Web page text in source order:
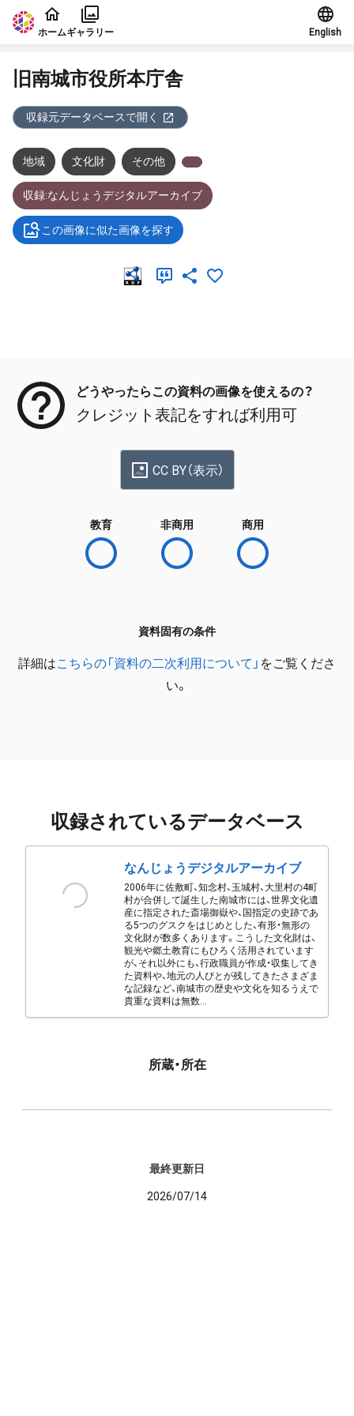
本文に飛ぶ
ホームギャラリー English
旧南城市役所本庁舎
収録元データベースで開く
地域 文化財 その他
収録:なんじょうデジタルアーカイブ
この画像に似た画像を探す
どうやったらこの資料の画像を使えるの？
クレジット表記をすれば利用可
CC BY（表示）
教育 非商用 商用
資料固有の条件
詳細はこちらの「資料の二次利用について」 をご覧くださ
い。
収録されているデータベース
なんじょうデジタルアーカイブ
2006年に佐敷町、知念村、玉城村、大里村の4町
村が合併して誕生した南城市には、世界文化遺
産に指定された斎場御嶽や、国指定の史跡であ
る5つのグスクをはじめとした、有形・無形の
文化財が数多くあります。こうした文化財は、
観光や郷土教育にもひろく活用されています
が、それ以外にも、行政職員が作成・収集してき
た資料や、地元の人びとが残してきたさまざま
な記録など、南城市の歴史や文化を知るうえで
貴重な資料は無数...
所蔵・所在
最終更新日
2026/07/14